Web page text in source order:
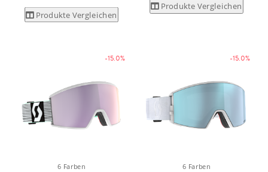
Produkte Vergleichen
Produkte Vergleichen
-15.0%
6 Farben
-15.0%
6 Farben